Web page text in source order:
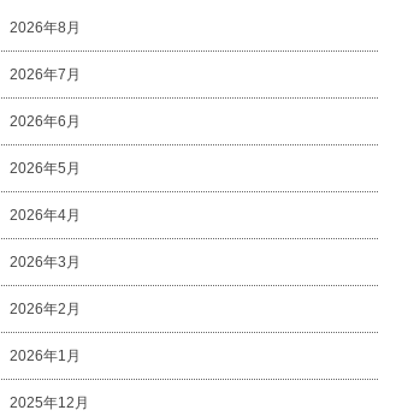
2026年8月
2026年7月
2026年6月
2026年5月
2026年4月
2026年3月
2026年2月
2026年1月
2025年12月